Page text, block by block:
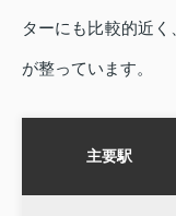
ターにも比較的近
が整っています。
主要駅